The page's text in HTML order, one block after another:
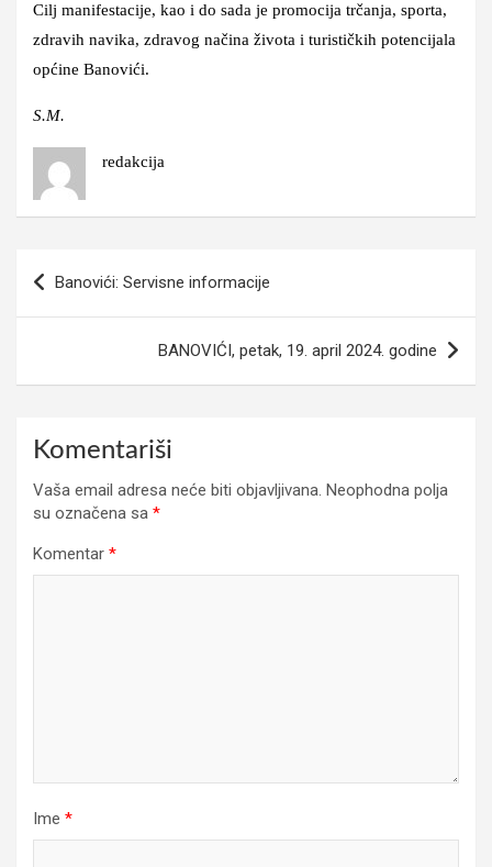
Cilj manifestacije, kao i do sada je promocija trčanja, sporta,
zdravih navika, zdravog načina života i turističkih potencijala
općine Banovići.
S.M.
redakcija
Banovići: Servisne informacije
BANOVIĆI, petak, 19. april 2024. godine
Komentariši
Vaša email adresa neće biti objavljivana. Neophodna polja
su označena sa *
Komentar *
Ime *